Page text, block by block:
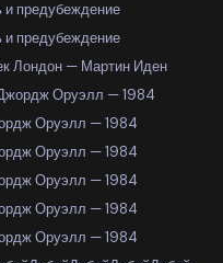
предубеждение
предубеждение
Лондон — Мартин Иден
Оруэлл — 1984
Оруэлл — 1984
Оруэлл — 1984
Оруэлл — 1984
Оруэлл — 1984
Оруэлл — 1984